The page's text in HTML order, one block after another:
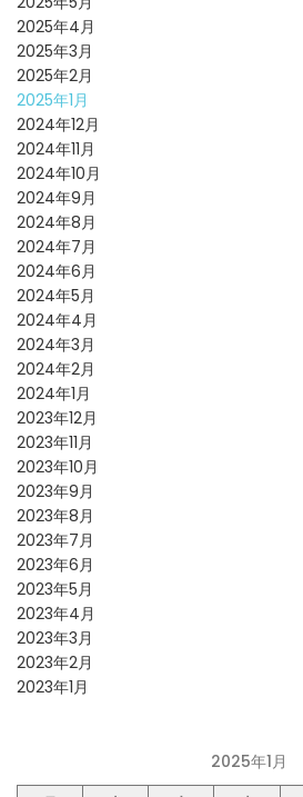
2025年4月
2025年3月
2025年2月
2025年1月
2024年12月
2024年11月
2024年10月
2024年9月
2024年8月
2024年7月
2024年6月
2024年5月
2024年4月
2024年3月
2024年2月
2024年1月
2023年12月
2023年11月
2023年10月
2023年9月
2023年8月
2023年7月
2023年6月
2023年5月
2023年4月
2023年3月
2023年2月
2023年1月
2025年1月